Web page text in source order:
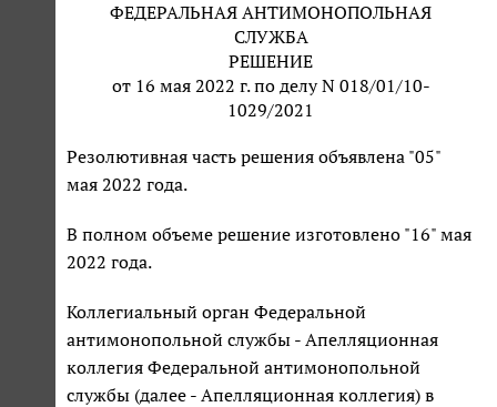
ФЕДЕРАЛЬНАЯ АНТИМОНОПОЛЬНАЯ
СЛУЖБА
РЕШЕНИЕ
от 16 мая 2022 г. по делу N 018/01/10-
1029/2021
Резолютивная часть решения объявлена "05"
мая 2022 года.
В полном объеме решение изготовлено "16" мая
2022 года.
Коллегиальный орган Федеральной
антимонопольной службы - Апелляционная
коллегия Федеральной антимонопольной
службы (далее - Апелляционная коллегия) в